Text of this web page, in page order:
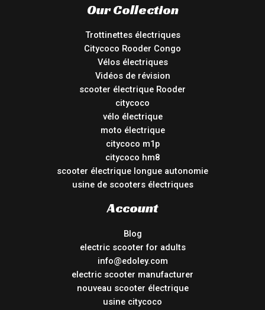
Our Collection
Trottinettes électriques
Citycoco Rooder Congo
Vélos électriques
Vidéos de révision
scooter électrique Rooder
citycoco
vélo électrique
moto électrique
citycoco m1p
citycoco hm8
scooter électrique longue autonomie
usine de scooters électriques
Account
Blog
electric scooter for adults
info@edoley.com
electric scooter manufacturer
nouveau scooter électrique
usine citycoco